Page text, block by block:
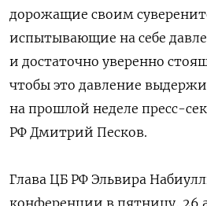
дорожащие своим
испытывающие на себе
и достаточно уверенно
чтобы это давление
на прошлой неделе пресс-
РФ Дмитрий Песков.
Глава ЦБ РФ Эльвира
конференции в пятницу, 26